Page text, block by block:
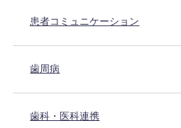
患者コミュニケーション
歯周病
歯科・医科連携